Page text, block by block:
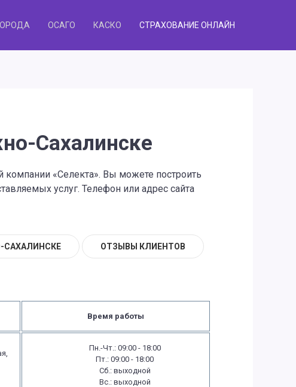
ОСАГО КАСКО СТРАХОВАНИЕ ОНЛАЙН
Сахалинске
«Селекта». Вы можете построить
услуг. Телефон или адрес сайта
САХАЛИНСКЕ ОТЗЫВЫ КЛИЕНТОВ
Время работы
Пн.-Чт.: 09:00 - 18:00
Пт.: 09:00 - 18:00
Сб.: выходной
Вс.: выходной